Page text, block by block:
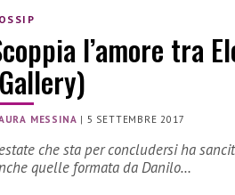
l’amore tra
MESSINA | 5 SETTEMBRE 2017
che sta per concludersi ha
quelle formata da Danilo…